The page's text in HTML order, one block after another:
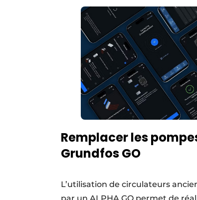
Remplacer les
Grundfos GO
L’utilisation de circulateurs